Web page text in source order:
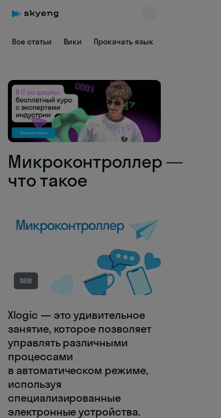
Все статьи Вики Прокачать язык
Микроконтроллер —
что такое
NEW
Xlogic — это удивительное
занятие, которое позволяет
управлять различными
процессами
в автоматическом режиме,
используя
специализированные
электронные устройства.
Skyeng Chat
online